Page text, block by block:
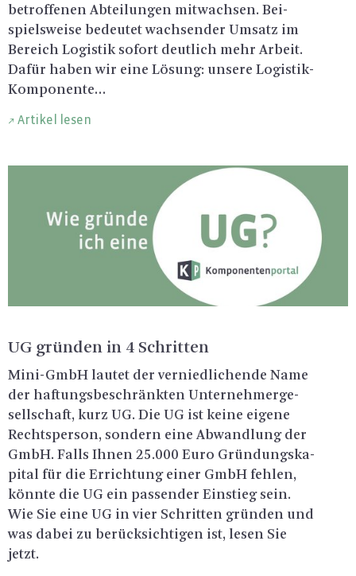
be­trof­fe­nen Ab­tei­lun­gen mit­wach­sen. Bei­
spiels­wei­se be­deu­tet wach­sen­der Um­satz im
Be­reich Lo­gis­tik so­fort deut­lich mehr Ar­beit.
Dafür haben wir eine Lö­sung: un­se­re Lo­gis­tik-
Kom­po­nen­te…
Artikel lesen
UG grün­den in 4 Schrit­ten
Mi­ni-GmbH lau­tet der ver­nied­li­chen­de Name
der haf­tungs­be­schränk­ten Un­ter­neh­mer­ge­
sell­schaft, kurz UG. Die UG ist keine ei­ge­ne
Rechts­per­son, son­dern eine Ab­wand­lung der
GmbH. Falls Ihnen 25.000 Euro Grün­dungs­ka­
pi­tal für die Er­rich­tung einer GmbH feh­len,
könn­te die UG ein pas­sen­der Ein­stieg sein.
Wie Sie eine UG in vier Schrit­ten grün­den und
was dabei zu be­rück­sich­ti­gen ist, lesen Sie
jetzt.